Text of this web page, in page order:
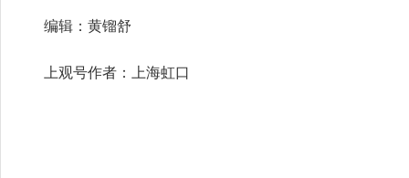
编辑：黄镏舒
上观号作者：上海虹口